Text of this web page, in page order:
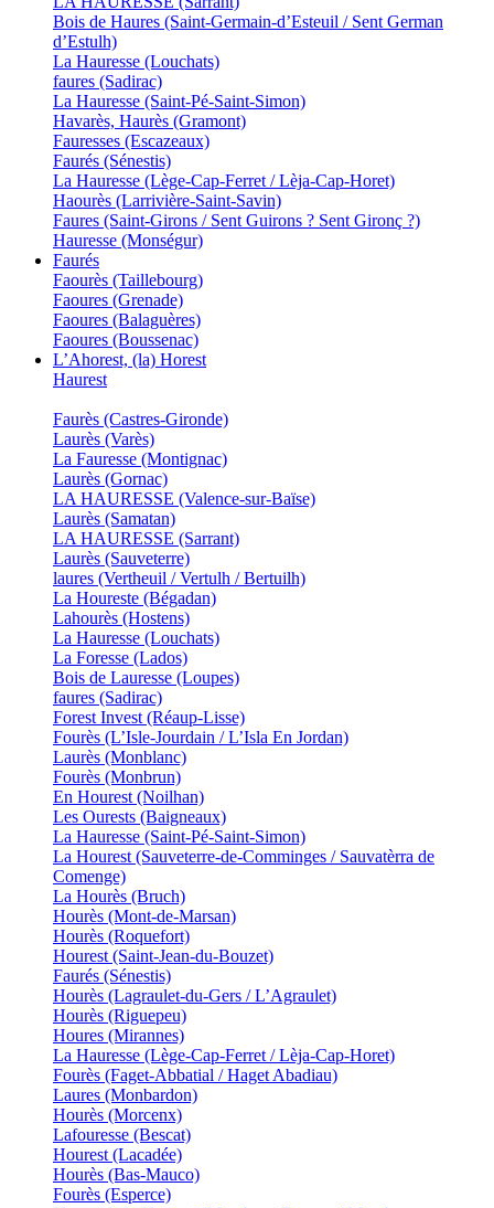
Bois de Haures (Saint-Germain-d’Esteuil / Sent German
d’Estulh)
La Hauresse (Louchats)
faures (Sadirac)
La Hauresse (Saint-Pé-Saint-Simon)
Havarès, Haurès (Gramont)
Fauresses (Escazeaux)
Faurés (Sénestis)
La Hauresse (Lège-Cap-Ferret / Lèja-Cap-Horet)
Haourès (Larrivière-Saint-Savin)
Faures (Saint-Girons / Sent Guirons ? Sent Gironç ?)
Hauresse (Monségur)
Faurés
Faourès (Taillebourg)
Faoures (Grenade)
Faoures (Balaguères)
Faoures (Boussenac)
L’Ahorest, (la) Horest
Haurest
Faurès (Castres-Gironde)
Laurès (Varès)
La Fauresse (Montignac)
Laurès (Gornac)
LA HAURESSE (Valence-sur-Baïse)
Laurès (Samatan)
LA HAURESSE (Sarrant)
Laurès (Sauveterre)
laures (Vertheuil / Vertulh / Bertuilh)
La Houreste (Bégadan)
Lahourès (Hostens)
La Hauresse (Louchats)
La Foresse (Lados)
Bois de Lauresse (Loupes)
faures (Sadirac)
Forest Invest (Réaup-Lisse)
Fourès (L’Isle-Jourdain / L’Isla En Jordan)
Laurès (Monblanc)
Fourès (Monbrun)
En Hourest (Noilhan)
Les Ourests (Baigneaux)
La Hauresse (Saint-Pé-Saint-Simon)
La Hourest (Sauveterre-de-Comminges / Sauvatèrra de
Comenge)
La Hourès (Bruch)
Hourès (Mont-de-Marsan)
Hourès (Roquefort)
Hourest (Saint-Jean-du-Bouzet)
Faurés (Sénestis)
Hourès (Lagraulet-du-Gers / L’Agraulet)
Hourès (Riguepeu)
Houres (Mirannes)
La Hauresse (Lège-Cap-Ferret / Lèja-Cap-Horet)
Fourès (Faget-Abbatial / Haget Abadiau)
Laures (Monbardon)
Hourès (Morcenx)
Lafouresse (Bescat)
Hourest (Lacadée)
Hourès (Bas-Mauco)
Fourès (Esperce)